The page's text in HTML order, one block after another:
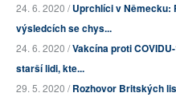
24. 6. 2020 /Uprchlíci v
výsledcích se chys...
24. 6. 2020 /Vakcína proti
starší lidi, kte...
29. 5. 2020 /Rozhovor Britských